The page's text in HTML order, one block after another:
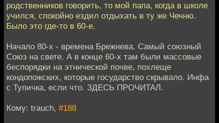
родственников говорить, то мой папа, когда в школе
учился, спокойно ездил отдыхать в ту же Чечню.
Было это где-то в 60-е.
Начало 80-х - времена Брежнева. Самый союзный
Союз на свете. А в конце 60-х там были массовые
беспорядки на этнической почве, похлеще
кондопожских, которые государство скрывало. Инфа
с Тупичка, если что. ЗДЕСЬ ПРОЧИТАЛ.
Кому: trauch, #188